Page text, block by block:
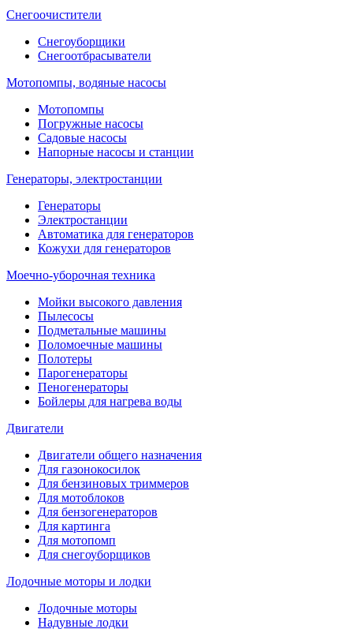
Снегоочистители
Снегоуборщики
Снегоотбрасыватели
Мотопомпы, водяные насосы
Мотопомпы
Погружные насосы
Садовые насосы
Напорные насосы и станции
Генераторы, электростанции
Генераторы
Электростанции
Автоматика для генераторов
Кожухи для генераторов
Моечно-уборочная техника
Мойки высокого давления
Пылесосы
Подметальные машины
Поломоечные машины
Полотеры
Парогенераторы
Пеногенераторы
Бойлеры для нагрева воды
Двигатели
Двигатели общего назначения
Для газонокосилок
Для бензиновых триммеров
Для мотоблоков
Для бензогенераторов
Для картинга
Для мотопомп
Для снегоуборщиков
Лодочные моторы и лодки
Лодочные моторы
Надувные лодки